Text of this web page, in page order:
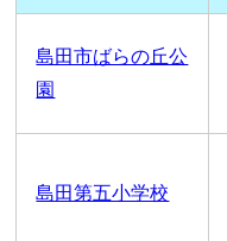
島田市ばらの丘公
園
島田第五小学校